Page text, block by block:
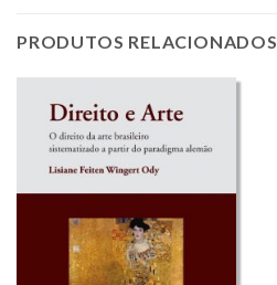
PRODUTOS RELACIONADOS